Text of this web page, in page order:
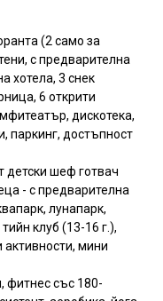
(2 само за
с предварителна
хотела, 3 снек
6 открити
дискотека,
паркинг, достъпност
детски шеф готвач
- с предварителна
лунапарк,
клуб (13-16 г.),
мини
фитнес със 180-